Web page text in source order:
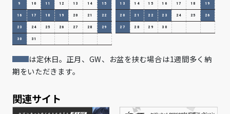
9 10 11 12 13 14 15
16 17 18 19 20 21 22
23 24 25 26 27 28 29
30 31
13 14 15 16 17 18 19
20 21 22 23 24 25 26
27 28 29 30
は定休日。正月、GW、お盆を挟む場合は1週間多く納
期をいただきます。
関連サイト